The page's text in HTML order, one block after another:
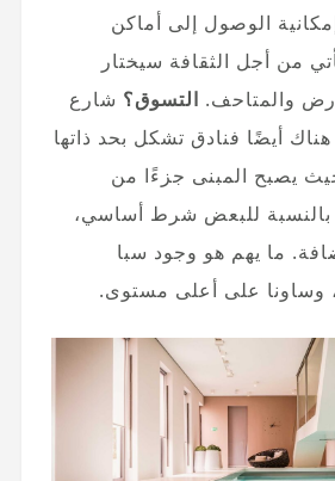
الوصول إلى أماكن
من أجل الثقافة سيختار
والمتاحف. التسوق؟ شارع
أيضًا فنادق تشكل بحد ذاتها
يصبح المبنى جزءًا من
بالنسبة للبعض شرط أساسي،
ما يهم هو وجود سبا
وساونا على أعلى مستوى.